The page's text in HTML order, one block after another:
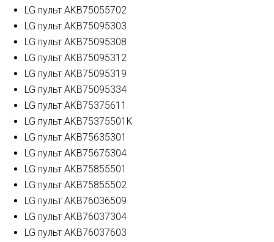
LG пульт AKB75055702
LG пульт AKB75095303
LG пульт AKB75095308
LG пульт AKB75095312
LG пульт AKB75095319
LG пульт AKB75095334
LG пульт AKB75375611
LG пульт AKB75375501K
LG пульт AKB75635301
LG пульт AKB75675304
LG пульт AKB75855501
LG пульт AKB75855502
LG пульт AKB76036509
LG пульт AKB76037304
LG пульт AKB76037603